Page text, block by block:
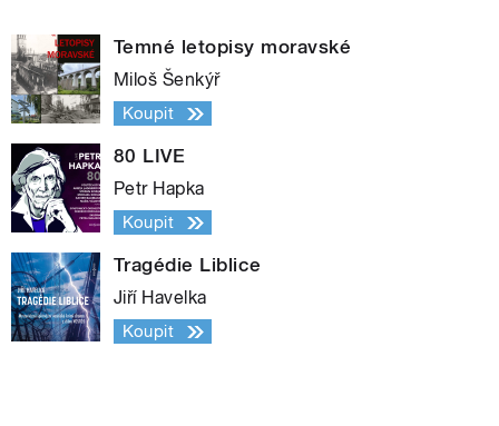
Temné letopisy moravské
Miloš Šenkýř
Koupit
80 LIVE
Petr Hapka
Koupit
Tragédie Liblice
Jiří Havelka
Koupit